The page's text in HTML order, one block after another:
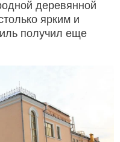
деревянной
ярким и
получил еще